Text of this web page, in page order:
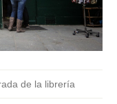
de la librería